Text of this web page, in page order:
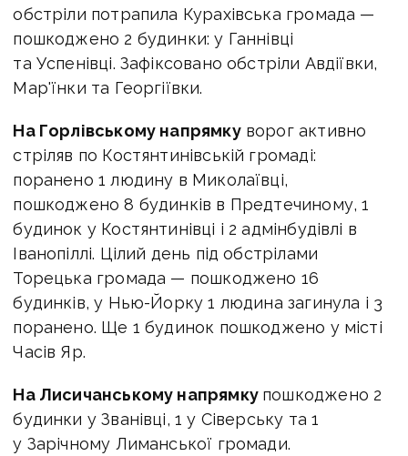
обстріли потрапила Курахівська громада —
пошкоджено 2 будинки: у Ганнівці
та Успенівці. Зафіксовано обстріли Авдіївки,
Мар'їнки та Георгіївки.
На Горлівському напрямкуворог активно
стріляв по Костянтинівській громаді:
поранено 1 людину в Миколаївці,
пошкоджено 8 будинків в Предтечиному, 1
будинок у Костянтинівці і 2 адмінбудівлі в
Іванопіллі. Цілий день під обстрілами
Торецька громада — пошкоджено 16
будинків, у Нью-Йорку 1 людина загинула і 3
поранено. Ще 1 будинок пошкоджено у місті
Часів Яр.
На Лисичанському напрямку пошкоджено 2
будинки у Званівці, 1 у Сіверську та 1
у Зарічному Лиманської громади.